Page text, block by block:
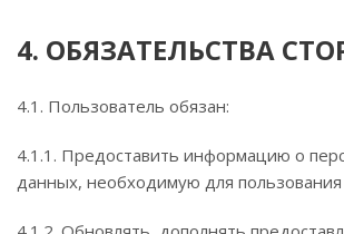
4. ОБЯЗАТЕЛЬСТВА
4.1. Пользователь обязан:
4.1.1. Предоставить информацию о
данных, необходимую для